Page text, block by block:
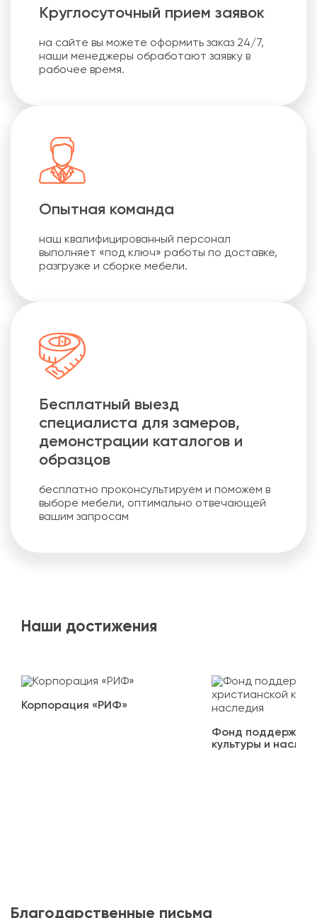
Круглосуточный прием заявок
на сайте вы можете оформить заказ 24/7,
наши менеджеры обработают заявку в
рабочее время.
Опытная команда
наш квалифицированный персонал
выполняет «под ключ» работы по доставке,
разгрузке и сборке мебели.
Бесплатный выезд
специалиста для замеров,
демонстрации каталогов и
образцов
бесплатно проконсультируем и поможем в
выборе мебели, оптимально отвечающей
вашим запросам
Наши достижения
Корпорация «РИФ»
Фонд поддержки
культуры и
Благодарственные письма